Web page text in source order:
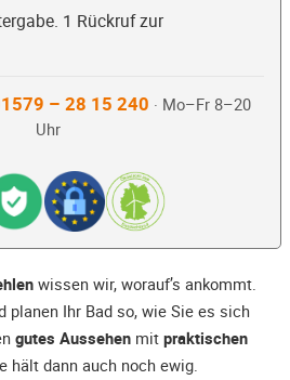
1 Rückruf zur
– 28 15 240 · Mo–Fr 8–20
Uhr
wissen wir, worauf’s ankommt.
planen Ihr Bad so, wie Sie es sich
gutes Aussehen mit praktischen
hält dann auch noch ewig.